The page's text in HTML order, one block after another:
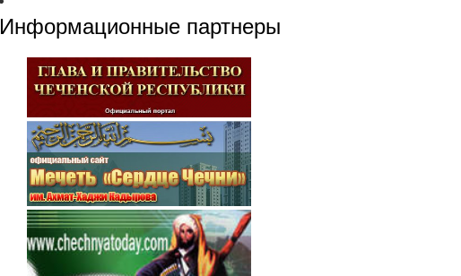
Информационные партнеры